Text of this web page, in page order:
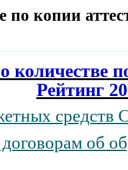
по копии
Рейтинг
средств
об